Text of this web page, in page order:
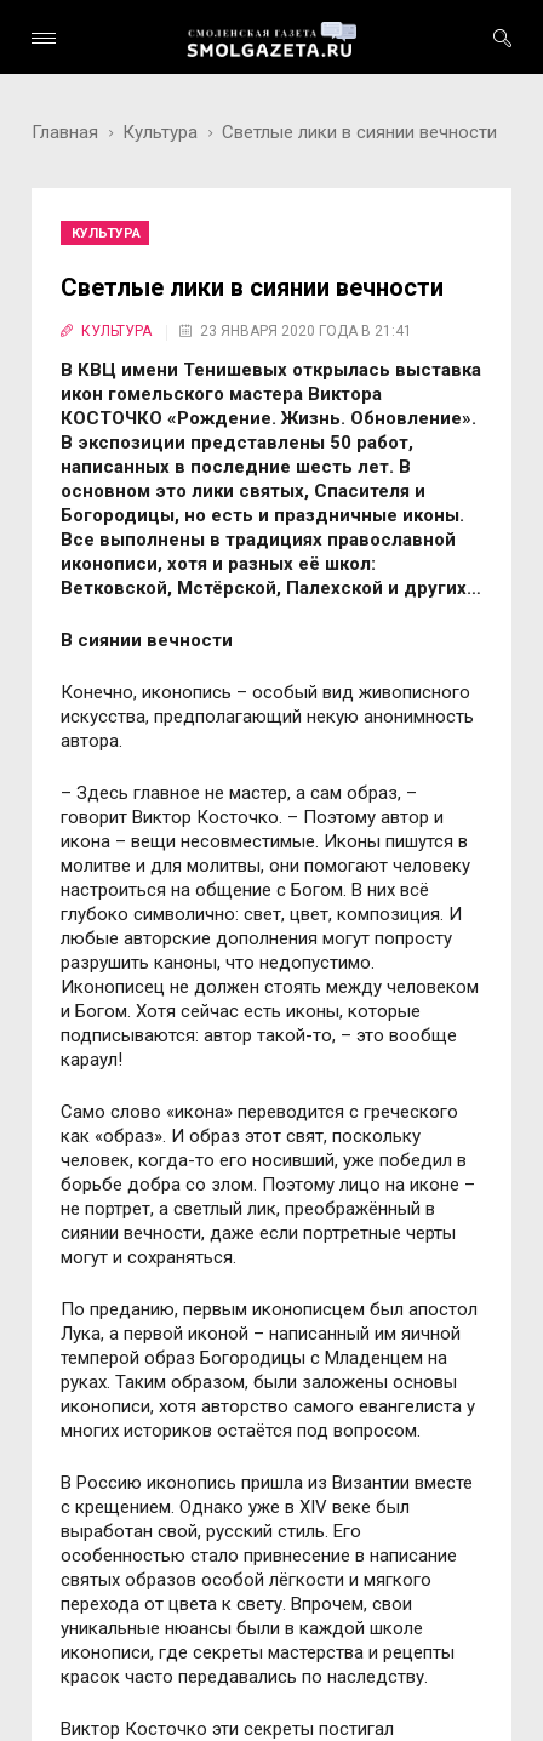
Главная Культура Светлые лики в сиянии вечности
КУЛЬТУРА
Светлые лики в сиянии вечности
КУЛЬТУРА 23 ЯНВАРЯ 2020 ГОДА В 21:41
В КВЦ имени Тенишевых открылась выставка
икон гомельского мастера Виктора
КОСТОЧКО «Рождение. Жизнь. Обновление».
В экспозиции представлены 50 работ,
написанных в последние шесть лет. В
основном это лики святых, Спасителя и
Богородицы, но есть и праздничные иконы.
Все выполнены в традициях православной
иконописи, хотя и разных её школ:
Ветковской, Мстёрской, Палехской и других…
В сиянии вечности
Конечно, иконопись – особый вид живописного
искусства, предполагающий некую анонимность
автора.
– Здесь главное не мастер, а сам образ, –
говорит Виктор Косточко. – Поэтому автор и
икона – вещи несовместимые. Иконы пишутся в
молитве и для молитвы, они помогают человеку
настроиться на общение с Богом. В них всё
глубоко символично: свет, цвет, композиция. И
любые авторские дополнения могут попросту
разрушить каноны, что недопустимо.
Иконописец не должен стоять между человеком
и Богом. Хотя сейчас есть иконы, которые
подписываются: автор такой-то, – это вообще
караул!
Само слово «икона» переводится с греческого
как «образ». И образ этот свят, поскольку
человек, когда-то его носивший, уже победил в
борьбе добра со злом. Поэтому лицо на иконе –
не портрет, а светлый лик, преображённый в
сиянии вечности, даже если портретные черты
могут и сохраняться.
По преданию, первым иконописцем был апостол
Лука, а первой иконой – написанный им яичной
темперой образ Богородицы с Младенцем на
руках. Таким образом, были заложены основы
иконописи, хотя авторство самого евангелиста у
многих историков остаётся под вопросом.
В Россию иконопись пришла из Византии вместе
с крещением. Однако уже в XIV веке был
выработан свой, русский стиль. Его
особенностью стало привнесение в написание
святых образов особой лёгкости и мягкого
перехода от цвета к свету. Впрочем, свои
уникальные нюансы были в каждой школе
иконописи, где секреты мастерства и рецепты
красок часто передавались по наследству.
Виктор Косточко эти секреты постигал